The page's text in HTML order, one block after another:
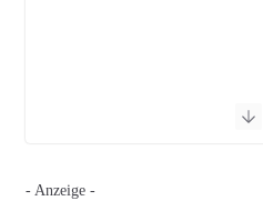
- Anzeige -